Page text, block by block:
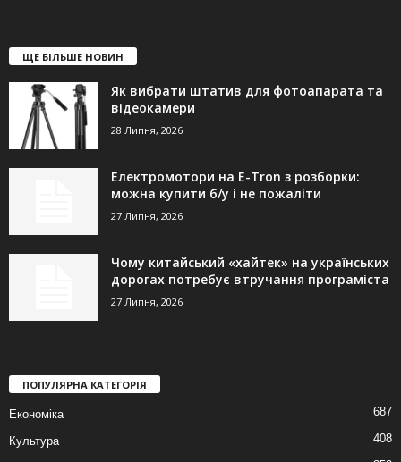
ЩЕ БІЛЬШЕ НОВИН
Як вибрати штатив для фотоапарата та
відеокамери
28 Липня, 2026
Електромотори на E-Tron з розборки:
можна купити б/у і не пожаліти
27 Липня, 2026
Чому китайський «хайтек» на українських
дорогах потребує втручання програміста
27 Липня, 2026
ПОПУЛЯРНА КАТЕГОРІЯ
Економіка 687
Культура 408